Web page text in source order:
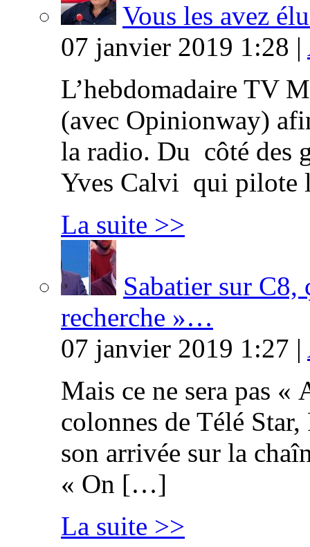
Vous les avez
07 janvier 2019 1:28 |
L’hebdomadaire TV
(avec Opinionway)
la radio. Du côté des
Yves Calvi qui
La suite >>
Sabatier sur C8,
recherche »…
07 janvier 2019 1:27 |
Mais ce ne sera pas «
colonnes de Télé
son arrivée sur la
« On […]
La suite >>